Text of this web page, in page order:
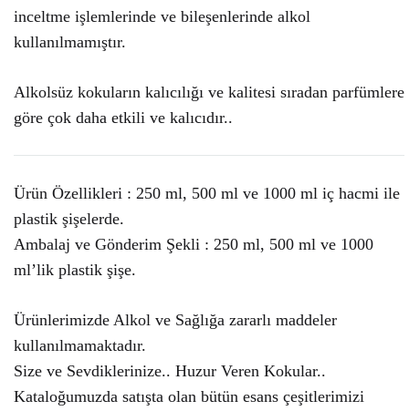
inceltme işlemlerinde ve bileşenlerinde alkol
kullanılmamıştır.
Alkolsüz kokuların kalıcılığı ve kalitesi sıradan parfümlere
göre çok daha etkili ve kalıcıdır..
Ürün Özellikleri : 250 ml, 500 ml ve 1000 ml iç hacmi ile
plastik şişelerde.
Ambalaj ve Gönderim Şekli : 250 ml, 500 ml ve 1000
ml’lik plastik şişe.
Ürünlerimizde Alkol ve Sağlığa zararlı maddeler
kullanılmamaktadır.
Size ve Sevdiklerinize.. Huzur Veren Kokular..
Kataloğumuzda satışta olan bütün esans çeşitlerimizi